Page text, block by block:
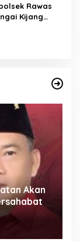
Rawas
Kijang
Akan